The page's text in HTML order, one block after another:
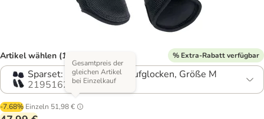
Artikel wählen (12 Varianten) % Extra-Rabatt verfügbar
Sparset: Gamaschen & Hufglocken, Größe M
2195162.9
-7.68% Einzeln 51,98 €
Gesamtpreis der
gleichen Artikel
bei Einzelkauf